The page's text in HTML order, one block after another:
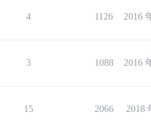
4 1126 2016
3 1088 2016
15 2066 2018